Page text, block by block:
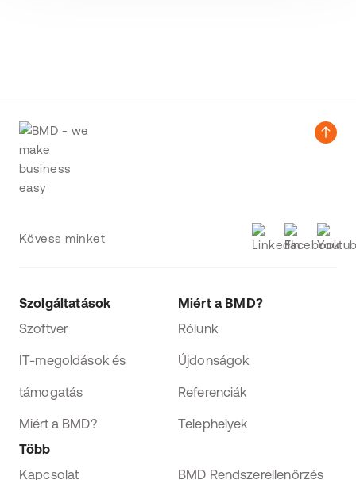
Kövess minket
Szolgáltatások
Szoftver
IT-megoldások és
támogatás
Miért a BMD?
Miért a BMD?
Rólunk
Újdonságok
Referenciák
Telephelyek
Több
Kapcsolat
BMD Rendszerellenőrzés